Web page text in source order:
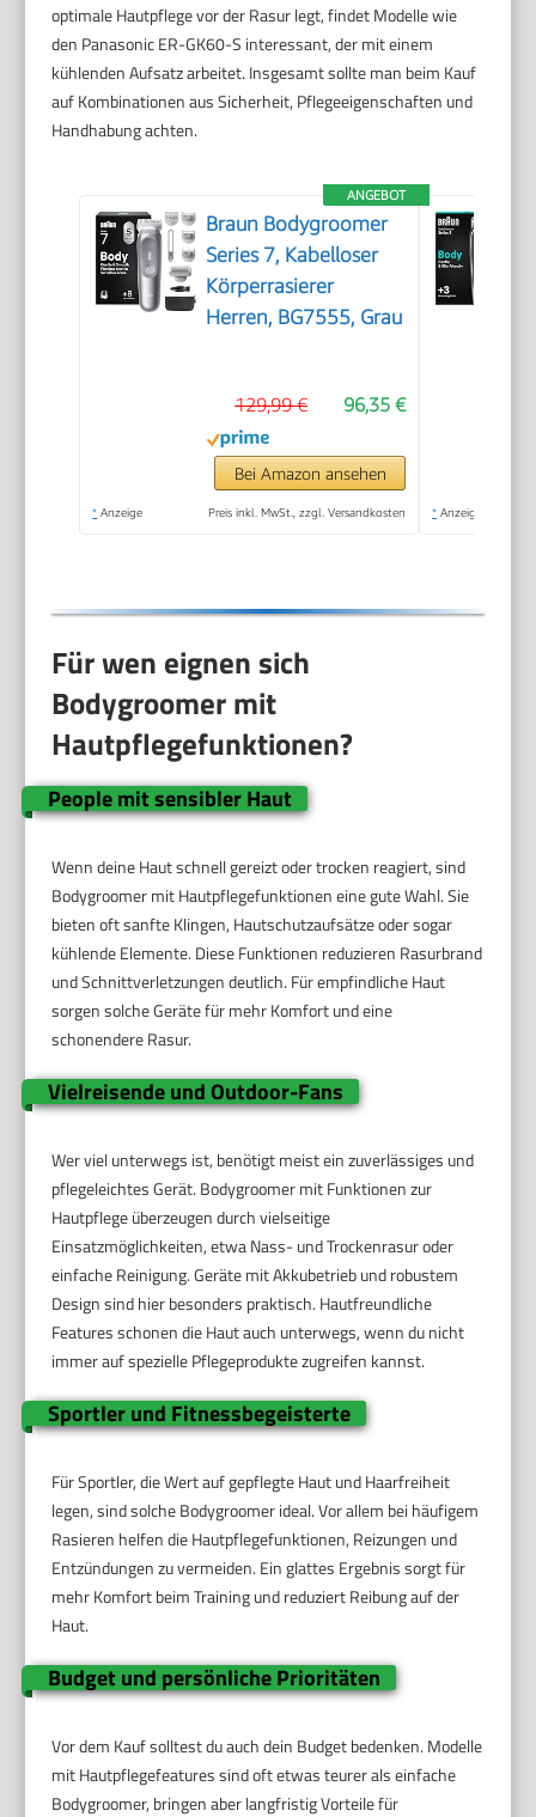
optimale Hautpflege vor der Rasur legt, findet Modelle wie
den Panasonic ER-GK60-S interessant, der mit einem
kühlenden Aufsatz arbeitet. Insgesamt sollte man beim Kauf
auf Kombinationen aus Sicherheit, Pflegeeigenschaften und
Handhabung achten.
ANGEBOT
Braun Bodygroomer
Series 7, Kabelloser
Körperrasierer
Herren, BG7555, Grau
96,35 €
129,99 €
Bei Amazon ansehen
* Anzeige Preis inkl. MwSt., zzgl. Versandkosten * Anzeige
Für wen eignen sich
Bodygroomer mit
Hautpflegefunktionen?
People mit sensibler Haut
Wenn deine Haut schnell gereizt oder trocken reagiert, sind
Bodygroomer mit Hautpflegefunktionen eine gute Wahl. Sie
bieten oft sanfte Klingen, Hautschutzaufsätze oder sogar
kühlende Elemente. Diese Funktionen reduzieren Rasurbrand
und Schnittverletzungen deutlich. Für empfindliche Haut
sorgen solche Geräte für mehr Komfort und eine
schonendere Rasur.
Vielreisende und Outdoor-Fans
Wer viel unterwegs ist, benötigt meist ein zuverlässiges und
pflegeleichtes Gerät. Bodygroomer mit Funktionen zur
Hautpflege überzeugen durch vielseitige
Einsatzmöglichkeiten, etwa Nass- und Trockenrasur oder
einfache Reinigung. Geräte mit Akkubetrieb und robustem
Design sind hier besonders praktisch. Hautfreundliche
Features schonen die Haut auch unterwegs, wenn du nicht
immer auf spezielle Pflegeprodukte zugreifen kannst.
Sportler und Fitnessbegeisterte
Für Sportler, die Wert auf gepflegte Haut und Haarfreiheit
legen, sind solche Bodygroomer ideal. Vor allem bei häufigem
Rasieren helfen die Hautpflegefunktionen, Reizungen und
Entzündungen zu vermeiden. Ein glattes Ergebnis sorgt für
mehr Komfort beim Training und reduziert Reibung auf der
Haut.
Budget und persönliche Prioritäten
Vor dem Kauf solltest du auch dein Budget bedenken. Modelle
mit Hautpflegefeatures sind oft etwas teurer als einfache
Bodygroomer, bringen aber langfristig Vorteile für